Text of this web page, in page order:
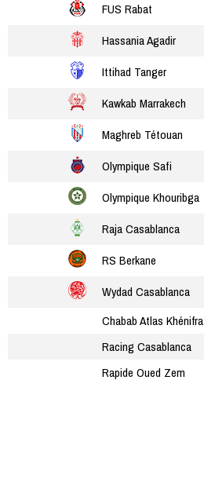
FUS Rabat
Hassania Agadir
Ittihad Tanger
Kawkab Marrakech
Maghreb Tétouan
Olympique Safi
Olympique Khouribga
Raja Casablanca
RS Berkane
Wydad Casablanca
Chabab Atlas Khénifra
Racing Casablanca
Rapide Oued Zem